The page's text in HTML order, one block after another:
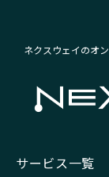
ネクスウェイのオ
サービス一覧